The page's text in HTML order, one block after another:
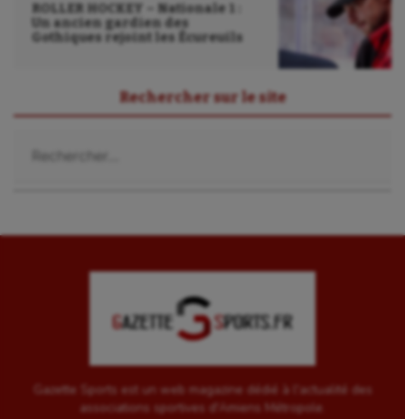
ROLLER HOCKEY – Nationale 1 :
Un ancien gardien des
Gothiques rejoint les Écureuils
Rechercher sur le site
Gazette Sports est un web magazine dédié à l'actualité des
associations sportives d'Amiens Métropole.